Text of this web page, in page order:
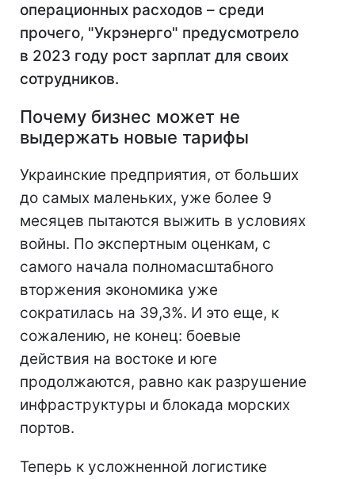
операционных расходов – среди
прочего, "Укрэнерго" предусмотрело
в 2023 году рост зарплат для своих
сотрудников.
Почему бизнес может не
выдержать новые тарифы
Украинские предприятия, от больших
до самых маленьких, уже более 9
месяцев пытаются выжить в условиях
войны. По экспертным оценкам, с
самого начала полномасштабного
вторжения экономика уже
сократилась на 39,3%. И это еще, к
сожалению, не конец: боевые
действия на востоке и юге
продолжаются, равно как разрушение
инфраструктуры и блокада морских
портов.
Теперь к усложненной логистике